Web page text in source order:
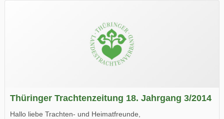
Thüringer Trachtenzeitung 18. Jahrgang 3/2014
Hallo liebe Trachten- und Heimatfreunde,